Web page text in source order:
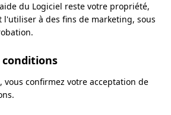
du Logiciel reste votre propriété,
l'utiliser à des fins de marketing, sous
vous confirmez votre acceptation de